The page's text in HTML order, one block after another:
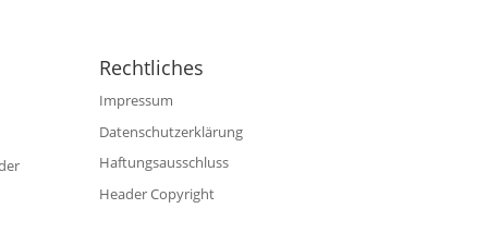
Rechtliches
Impressum
Datenschutzerklärung
Haftungsausschluss
Header Copyright